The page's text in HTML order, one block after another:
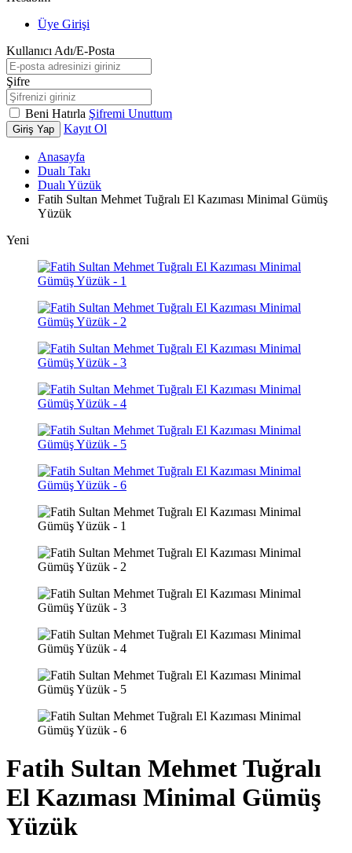
Üye Girişi
Kullanıcı Adı/E-Posta
Şifre
Beni Hatırla Şifremi Unuttum
Giriş Yap Kayıt Ol
Anasayfa
Dualı Takı
Dualı Yüzük
Fatih Sultan Mehmet Tuğralı El Kazıması Minimal Gümüş
Yüzük
Yeni
Fatih Sultan Mehmet Tuğralı
El Kazıması Minimal Gümüş
Yüzük